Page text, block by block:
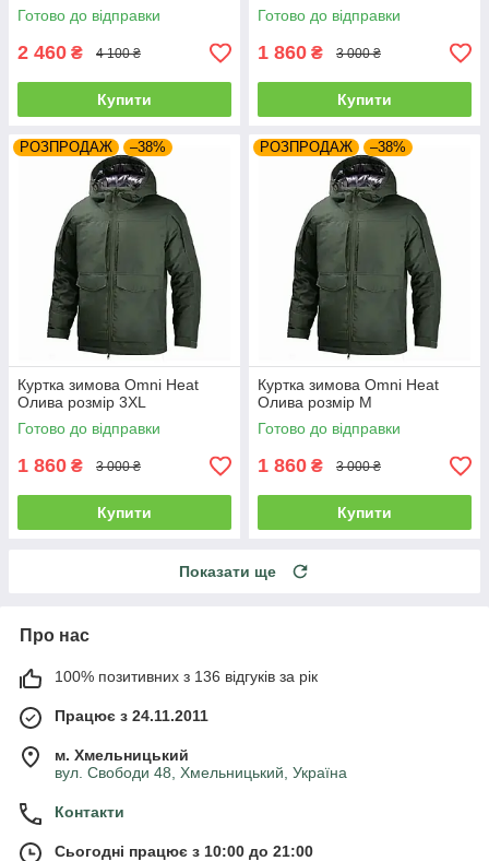
Готово до відправки
2 460 ₴ 4 100 ₴
Купити
Готово до відправки
1 860 ₴ 3 000 ₴
Купити
РОЗПРОДАЖ –38%
Куртка зимова Omni Heat
Олива розмір 3XL
Готово до відправки
1 860 ₴ 3 000 ₴
Купити
РОЗПРОДАЖ –38%
Куртка зимова Omni Heat
Олива розмір M
Готово до відправки
1 860 ₴ 3 000 ₴
Купити
Показати ще
Про нас
100% позитивних з 136 відгуків за рік
Працює з 24.11.2011
м. Хмельницький
вул. Свободи 48, Хмельницький, Україна
Контакти
Сьогодні працює з 10:00 до 21:00